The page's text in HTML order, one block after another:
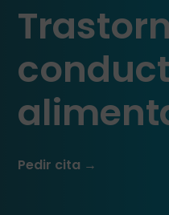
Pedir cita →